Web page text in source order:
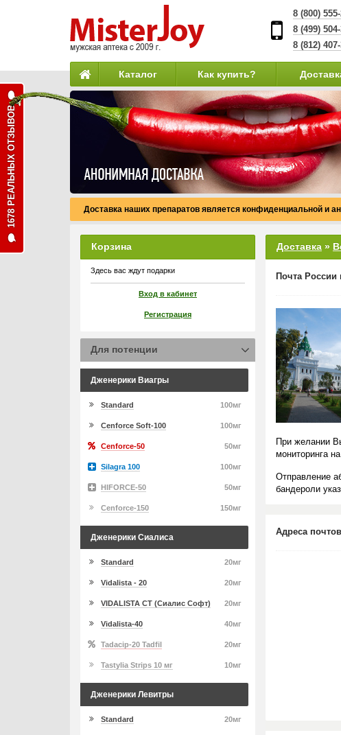
8 (800)
8 (499)
8 (812)
Каталог Как купить?
Доставка наших препаратов является конфиденциальной и
Доставка »
Почта
При желании
мониторинга на
Отправление
бандероли
Адреса
Корзина
Здесь вас ждут подарки
Вход в кабинет
Регистрация
Для потенции
Дженерики Виагры
100мг
Standard
100мг
Cenforce Soft-100
50мг
Cenforce-50
100мг
Silagra 100
50мг
HIFORCE-50
150мг
Cenforce-150
Дженерики Сиалиса
20мг
Standard
20мг
Vidalista - 20
20мг
VIDALISTA CT (Сиалис Софт)
40мг
Vidalista-40
20мг
Tadacip-20 Tadfil
10мг
Tastylia Strips 10 мг
Дженерики Левитры
20мг
Standard
1678 РЕАЛЬНЫХ ОТЗЫВОВ